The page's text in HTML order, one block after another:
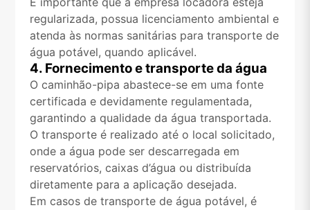
regularizada, possua licenciamento ambiental e
atenda às normas sanitárias para transporte de
água potável, quando aplicável.
4. Fornecimento e transporte da água
O caminhão-pipa abastece-se em uma fonte
certificada e devidamente regulamentada,
garantindo a qualidade da água transportada.
O transporte é realizado até o local solicitado,
onde a água pode ser descarregada em
reservatórios, caixas d’água ou distribuída
diretamente para a aplicação desejada.
Em casos de transporte de água potável, é